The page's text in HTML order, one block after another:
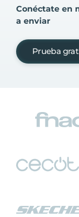
Conéctate en
a enviar
Prueba